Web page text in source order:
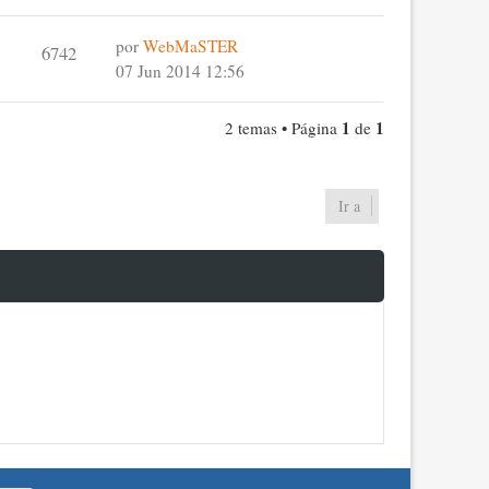
6742 por WebMaSTER
07 Jun 2014 12:56
2 temas • Página 1 de 1
Ir a